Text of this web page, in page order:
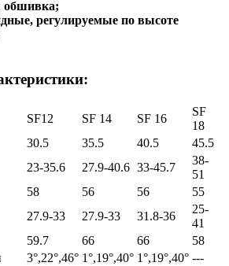
обшивка;
регулируемые по высоте
SF12 SF 14 SF 16
SF
18
30.5 35.5 40.5
45.5
23-35.6 27.9-40.6 33-45.7
38-
51
58 56 56
55
27.9-33 27.9-33 31.8-36
25-
41
59.7 66 66
58
3°,22°,46° 1°,19°,40° 1°,19°,40° ---